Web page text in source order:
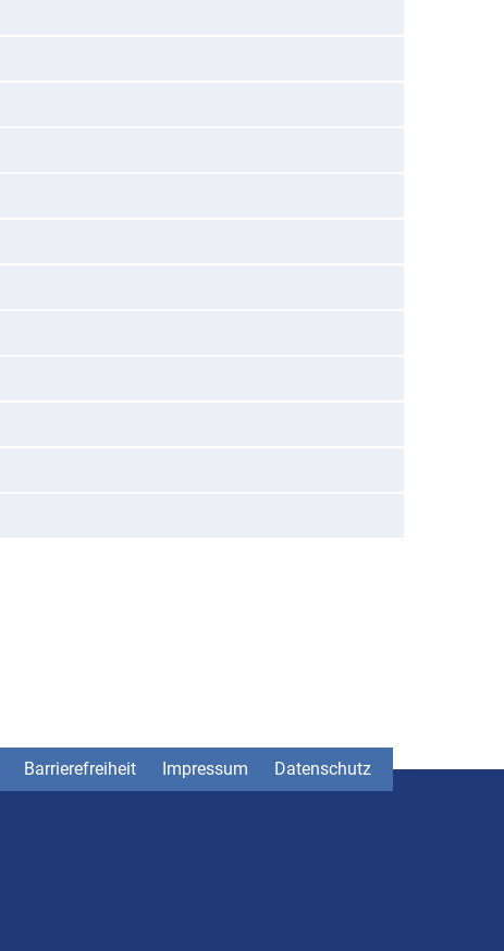
Barrierefreiheit Impressum Datenschutz